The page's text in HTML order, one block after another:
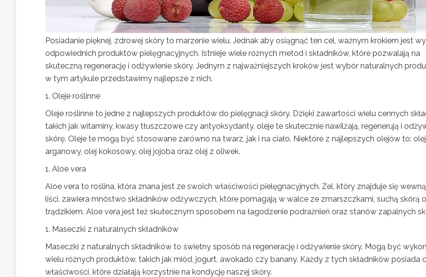
Posiadanie pięknej, zdrowej skóry to marzenie wielu. Jednak aby osiągnąć ten cel, ważnym krokiem jest
odpowiednich produktów pielęgnacyjnych. Istnieje wiele różnych metod i składników, które pozwalają na
skuteczną regenerację i odżywienie skóry. Jednym z najważniejszych kroków jest wybór naturalnych
w tym artykule przedstawimy najlepsze z nich.
1. Oleje roślinne
Oleje roślinne to jedne z najlepszych produktów do pielęgnacji skóry. Dzięki zawartości wielu cennych
takich jak witaminy, kwasy tłuszczowe czy antyoksydanty, oleje te skutecznie nawilżają, regenerują i
skórę. Oleje te mogą być stosowane zarówno na twarz, jak i na ciało. Niektóre z najlepszych olejów to: olej
arganowy, olej kokosowy, olej jojoba oraz olej z oliwek.
1. Aloe vera
Aloe vera to roślina, która znana jest ze swoich właściwości pielęgnacyjnych. Żel, który znajduje się
liści, zawiera mnóstwo składników odżywczych, które pomagają w walce ze zmarszczkami, suchą skórą
trądzikiem. Aloe vera jest też skutecznym sposobem na łagodzenie podrażnień oraz stanów zapalnych
1. Maseczki z naturalnych składników
Maseczki z naturalnych składników to świetny sposób na regenerację i odżywienie skóry. Mogą być
wielu różnych produktów, takich jak miód, jogurt, awokado czy banany. Każdy z tych składników posiada
właściwości, które działają korzystnie na kondycję naszej skóry.